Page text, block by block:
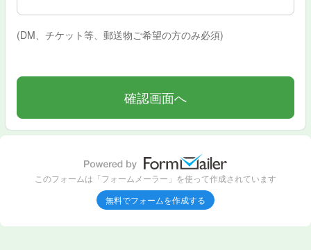
(DM、チケット等、郵送物ご希望の方のみ必須)
このフォームは「フォームメーラー」を使って作成されています
無料でフォームを作成する